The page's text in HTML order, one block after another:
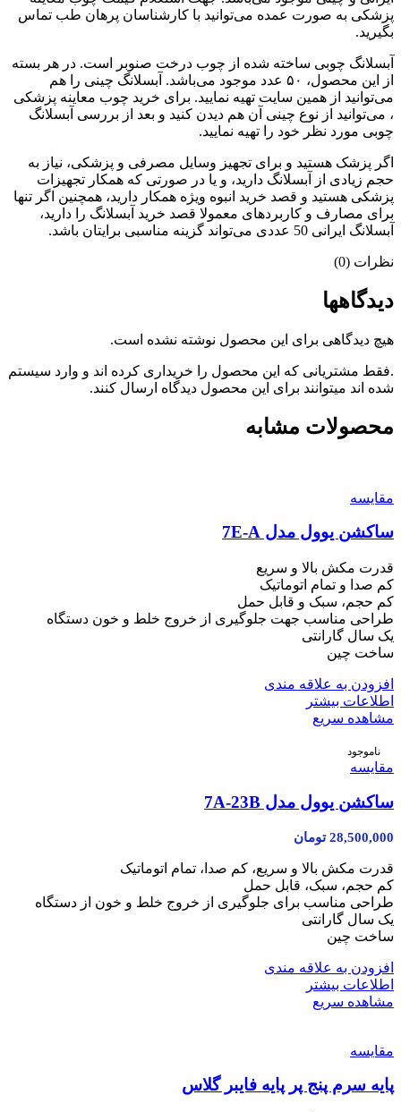
پزشکی به صورت عمده می‌توانید با کارشناسان پرهان طب تماس
بگیرید.
آبسلانگ چوبی ساخته شده از چوب درخت صنوبر است. در هر بسته
از این محصول، ۵۰ عدد موجود می‌باشد. آبسلانگ چینی را هم
می‌توانید از همین سایت تهیه نمایید. برای خرید چوب معاینه پزشکی
، می‌توانید از نوع چینی آن هم دیدن کنید و بعد از بررسی آبسلانگ
چوبی مورد نظر خود را تهیه نمایید.
اگر پزشک هستید و برای تجهیز وسایل مصرفی و پزشکی، نیاز به
حجم زیادی از آبسلانگ دارید، و یا در صورتی که همکار تجهیزات
پزشکی هستید و قصد خرید انبوه ویژه همکار دارید، همچنین اگر تنها
برای مصارف و کاربردهای معمولا قصد خرید آبسلانگ را دارید،
آبسلانگ ایرانی 50 عددی می‌تواند گزینه مناسبی برایتان باشد.
نظرات (0)
دیدگاهها
هیچ دیدگاهی برای این محصول نوشته نشده است.
.فقط مشتریانی که این محصول را خریداری کرده اند و وارد سیستم
شده اند میتوانند برای این محصول دیدگاه ارسال کنند.
محصولات مشابه
مقایسه
ساکشن یوول مدل 7E-A
قدرت مکش بالا و سریع
کم صدا و تمام اتوماتیک
کم حجم، سبک و قابل حمل
طراحی مناسب جهت جلوگیری از خروج خلط و خون دستگاه
یک سال گارانتی
ساخت چین
افزودن به علاقه مندی
اطلاعات بیشتر
مشاهده سریع
ناموجود
مقایسه
ساکشن یوول مدل 7A-23B
28,500,000 تومان
قدرت مکش بالا و سریع، کم صدا، تمام اتوماتیک
کم حجم، سبک، قابل حمل
طراحی مناسب برای جلوگیری از خروج خلط و خون از دستگاه
یک سال گارانتی
ساخت چین
افزودن به علاقه مندی
اطلاعات بیشتر
مشاهده سریع
مقایسه
پایه سرم پنج پر پایه فایبر گلاس